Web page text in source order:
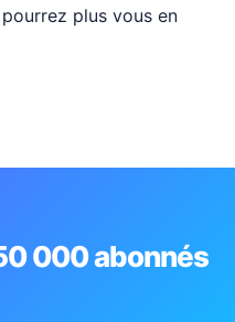
plus vous en
000 abonnés